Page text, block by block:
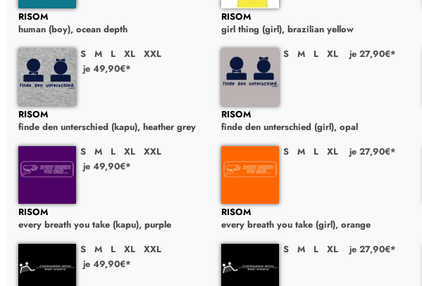
RISOM
human (boy), ocean depth
RISOM
girl thing (girl), brazilian yellow
S
M L XL
XXL
je 49,90€*
RISOM
finde den unterschied (kapu), heather grey
S M L XL je 27,90€*
RISOM
finde den unterschied (girl), opal
S
M L XL
XXL
je 49,90€*
RISOM
every breath you take (kapu), purple
S M L XL je 27,90€*
RISOM
every breath you take (girl), orange
S
M L XL
XXL
je 49,90€*
S M L XL je 27,90€*